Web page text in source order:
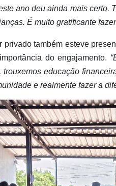
ano deu ainda mais certo.
É muito gratificante
privado também esteve
do engajamento.
trouxemos educação
e realmente fazer a